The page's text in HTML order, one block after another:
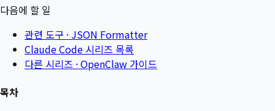
다음에 할 일
관련 도구 · JSON Formatter
Claude Code 시리즈 목록
다른 시리즈 ·OpenClaw 가이드
목차